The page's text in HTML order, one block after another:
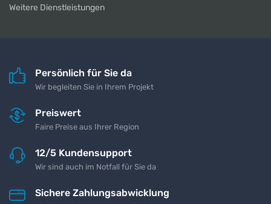
Weitere Dienstleistungen
Persönlich für Sie da
Wir begleiten Sie in Ihrem Projekt
Preiswert
Faire Preise aus Ihrer Region
12/5 Kundensupport
Wir sind auch im Notfall für Sie da
Sichere Zahlungsabwicklung